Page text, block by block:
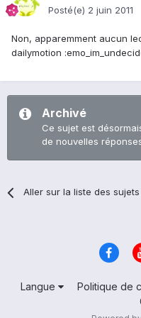
Posté(e) 2 juin 2011
Non, apparemment aucun
dailymotion
Archivé
Ce sujet est
de nouvelles
Aller sur la liste des sujets
Langue Politique de